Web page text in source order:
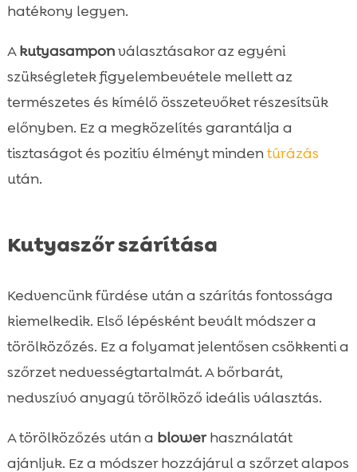
hatékony legyen.
Akutyasamponválasztásakor az egyéni
szükségletek figyelembevétele mellett az
természetes és kímélő összetevőket részesítsük
előnyben. Ez a megközelítés garantálja a
tisztaságot és pozitív élményt mindentúrázás
után.
Kutyaszőr szárítása
Kedvencünk fürdése után a szárítás fontossága
kiemelkedik. Első lépésként bevált módszer a
törölközőzés. Ez a folyamat jelentősen csökkenti a
szőrzet nedvességtartalmát. A bőrbarát,
nedvszívó anyagú törölköző ideális választás.
A törölközőzés után a blowerhasználatát
ajánljuk. Ez a módszer hozzájárul a szőrzet alapos